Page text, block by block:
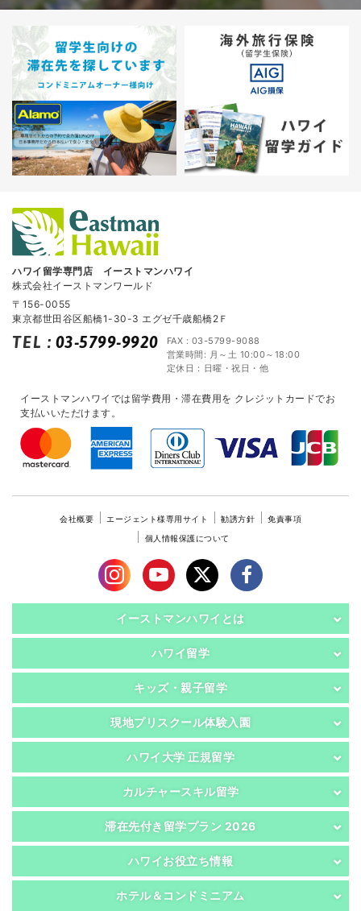
ハワイ留学専門店 イーストマンハワイ
株式会社イーストマンワールド
〒156-0055
東京都世田谷区船橋1-30-3 エグゼ千歳船橋2Ｆ
TEL : 03-5799-9920
FAX : 03-5799-9088
営業時間: 月～土 10:00～18:00
定休日：日曜・祝日・他
イーストマンハワイでは留学費用・滞在費用を クレジットカードでお
支払いいただけます。
会社概要 エージェント様専用サイト 勧誘方針
免責事項
個人情報保護について
イーストマンハワイとは
ハワイ留学
キッズ・親子留学
現地プリスクール体験入園
ハワイ大学 正規留学
カルチャースキル留学
滞在先付き留学プラン 2026
ハワイお役立ち情報
ホテル＆コンドミニアム